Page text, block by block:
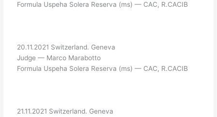
Formula Uspeha Solera Reserva (ms) — CAC, R.CACIB
20.11.2021 Switzerland. Geneva
Judge — Marco Marabotto
Formula Uspeha Solera Reserva (ms) — CAC, R.CACIB
21.11.2021 Switzerland. Geneva